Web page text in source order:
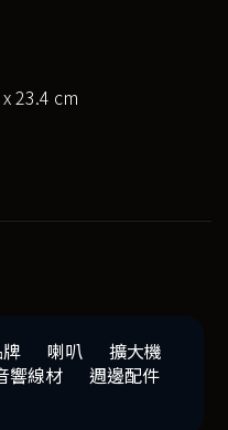
23.4 cm
喇叭
擴大機
響線材
週邊配件